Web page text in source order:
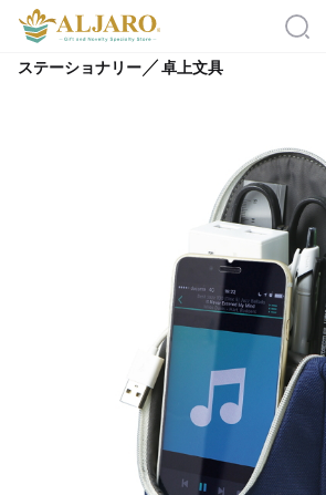
ステーショナリー／卓上文具